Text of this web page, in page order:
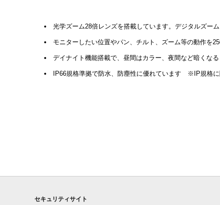
光学ズーム28倍レンズを搭載しています。デジタルズー
モニターしたい位置やパン、チルト、ズーム等の動作を
デイナイト機能搭載で、昼間はカラー、夜間など暗くな
IP66規格準拠で防水、防塵性に優れています ※IP規格
セキュリティサイト